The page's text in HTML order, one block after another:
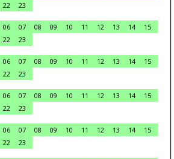
22
23
06 07 08 09 10 11 12 13 14
15
22
23
06 07 08 09 10 11 12 13 14
15
22
23
06 07 08 09 10 11 12 13 14
15
22
23
06 07 08 09 10 11 12 13 14
15
22
23